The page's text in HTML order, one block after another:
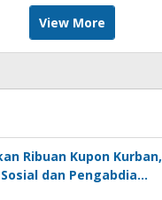
View More
Ribuan Kupon Kurban,
dan Pengabdia…